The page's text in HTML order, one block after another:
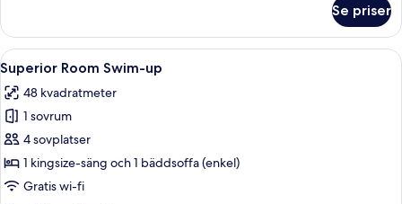
-
utsikt
mot
golfbanan
Se priser
Öppna
alla
foton
för
Superior
Room
Swim-
Ett modernt hotellrum med en stor
5
Superior Room Swim-up
48 kvadratmeter
1 sovrum
4 sovplatser
1 kingsize-säng och 1 bäddsoffa (enkel)
Gratis wi-fi